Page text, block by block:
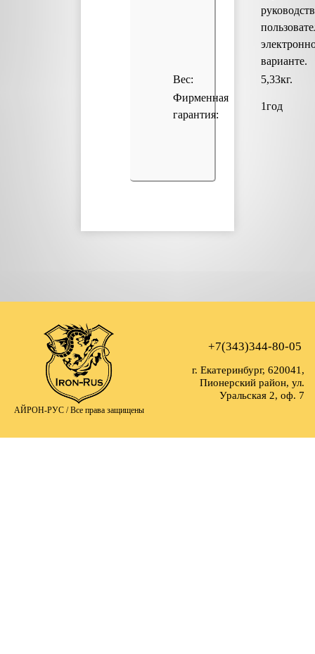
варианте.
Вес:
5,33кг.
Фирменная
гарантия:
1год
АЙРОН-РУС /Все права защищены
+7(343)344-80-05
г. Екатеринбург, 620041,
Пионерский район, ул.
Уральская 2, оф. 7